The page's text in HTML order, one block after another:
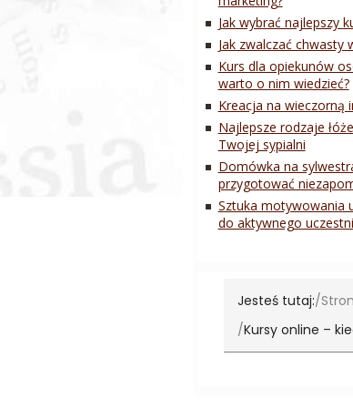
Jak wybrać najlepszy
Jak zwalczać chwasty
Kurs dla opiekunów
warto o nim wiedzieć?
Kreacja na wieczorną
Najlepsze rodzaje
Twojej sypialni
Domówka na
przygotować
Sztuka motywowania
do aktywnego
Jesteś tutaj:
Kursy online –